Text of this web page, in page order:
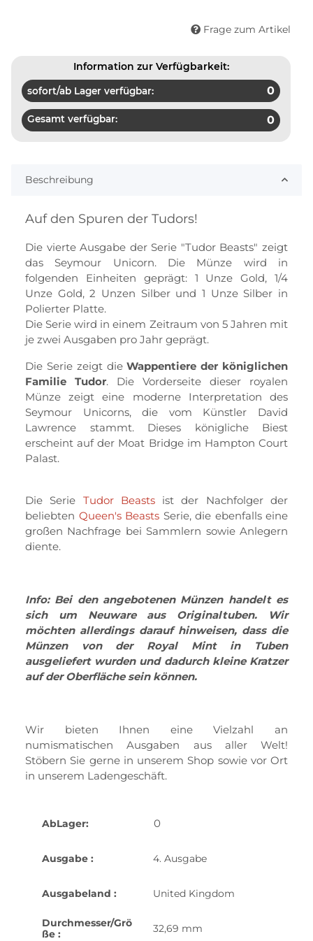
Frage zum Artikel
Information zur Verfügbarkeit:
sofort/ab Lager verfügbar: 0
Gesamt verfügbar: 0
Beschreibung
Auf den Spuren der Tudors!
Die vierte Ausgabe der Serie "Tudor Beasts" zeigt
das Seymour Unicorn. Die Münze wird in
folgenden Einheiten geprägt: 1 Unze Gold, 1/4
Unze Gold, 2 Unzen Silber und 1 Unze Silber in
Polierter Platte.
Die Serie wird in einem Zeitraum von 5 Jahren mit
je zwei Ausgaben pro Jahr geprägt.
Die Serie zeigt dieWappentiere der königlichen
Familie Tudor. Die Vorderseite dieser royalen
Münze zeigt eine moderne Interpretation des
Seymour Unicorns, die vom Künstler David
Lawrence stammt. Dieses königliche Biest
erscheint auf der Moat Bridge im Hampton Court
Palast.
Die Serie Tudor Beasts ist der Nachfolger der
beliebten Queen's Beasts Serie, die ebenfalls eine
großen Nachfrage bei Sammlern sowie Anlegern
diente.
Info: Bei den angebotenen Münzen handelt es
sich um Neuware aus Originaltuben. Wir
möchten allerdings darauf hinweisen, dass die
Münzen von der Royal Mint in Tuben
ausgeliefert wurden und dadurch kleine Kratzer
auf der Oberfläche sein können.
Wir bieten Ihnen eine Vielzahl an
numismatischen Ausgaben aus aller Welt!
Stöbern Sie gerne in unserem Shop sowie vor Ort
in unserem Ladengeschäft.
AbLager: 0
Ausgabe : 4. Ausgabe
Ausgabeland : United Kingdom
Durchmesser/Grö
ße :
32,69 mm